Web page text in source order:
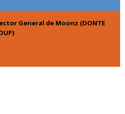
General de Moonz (DONTE